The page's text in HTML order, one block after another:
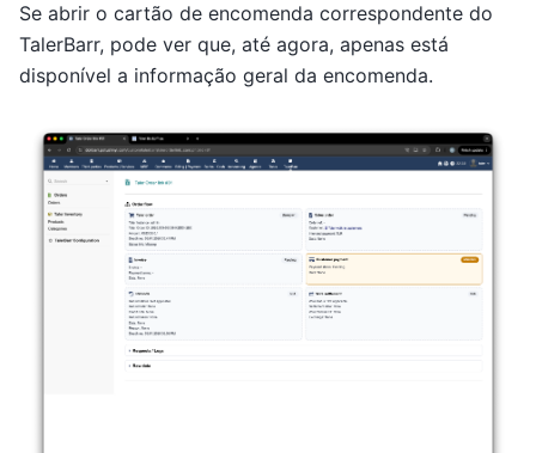
Se abrir o cartão de encomenda correspondente do
TalerBarr, pode ver que, até agora, apenas está
disponível a informação geral da encomenda.